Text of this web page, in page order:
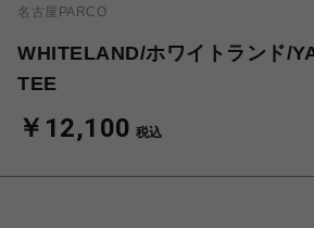
名古屋PARCO
WHITELAND/ホワイトランド/
TEE
￥12,100 税込